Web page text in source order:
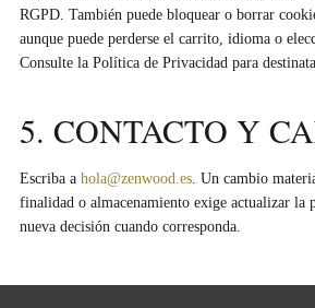
RGPD. También puede bloquear o borrar
aunque puede perderse el carrito, idioma o
Consulte la Política de Privacidad para
5. CONTACTO Y
Escriba a hola@zenwood.es . Un cambio
finalidad o almacenamiento exige actualizar la
nueva decisión cuando corresponda.